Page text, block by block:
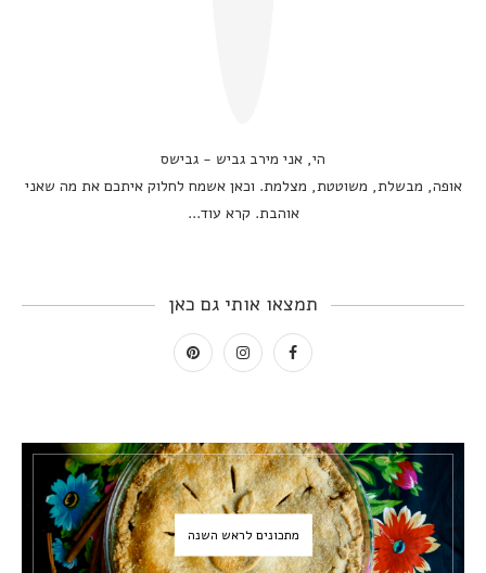
הי, אני מירב גביש - גבישס
אופה, מבשלת, משוטטת, מצלמת. וכאן אשמח לחלוק איתכם את מה שאני
אוהבת. קרא עוד...
תמצאו אותי גם כאן
מתכונים לראש השנה